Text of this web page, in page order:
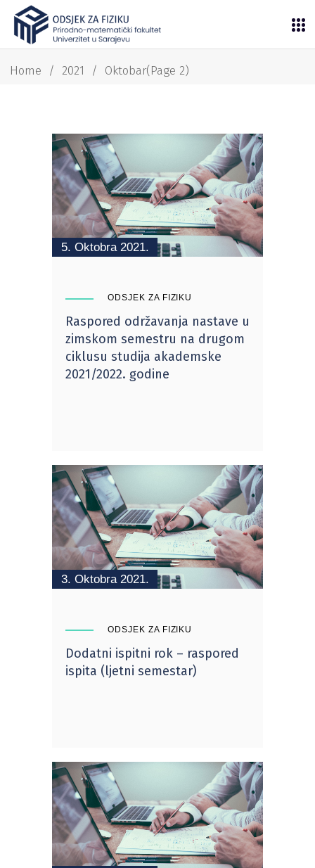
Home / 2021 / Oktobar(Page 2)
5. Oktobra 2021.
ODSJEK ZA FIZIKU
Raspored održavanja nastave u
zimskom semestru na drugom
ciklusu studija akademske
2021/2022. godine
3. Oktobra 2021.
ODSJEK ZA FIZIKU
Dodatni ispitni rok – raspored
ispita (ljetni semestar)